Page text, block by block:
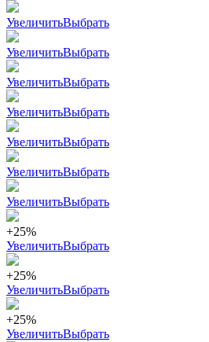
УвеличитьВыбрать
УвеличитьВыбрать
УвеличитьВыбрать
УвеличитьВыбрать
УвеличитьВыбрать
УвеличитьВыбрать
УвеличитьВыбрать
+25%
УвеличитьВыбрать
+25%
УвеличитьВыбрать
+25%
УвеличитьВыбрать